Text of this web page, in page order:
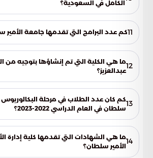
الكامل في السعودية؟
المؤسسي الكامل من المركز الوطني للتقويم
NCAAA.
11كم عدد البرامج التي تقدمها جامعة الأمير
والماجستير.
12ما هي الكلية التي تم إنشاؤها بتوجيه من
عبدالعزيز؟
كان أميرًا لمنطقة الرياض.
13كم كان عدد الطلاب في مرحلة البكالوريوس
سلطان في العام الدراسي 2022-2023؟
العام الدراسي 2022-2023 5712 طالبًا وطالبة.
14ما هي الشهادات التي تقدمها كلية إدارة
الأمير سلطان؟